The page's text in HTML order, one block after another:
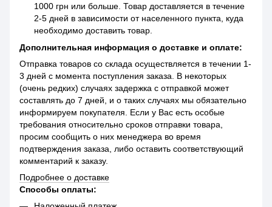
1000 грн или больше. Товар доставляется в течение
2-5 дней в зависимости от населенного пункта, куда
необходимо доставить товар.
Дополнительная информация о доставке и оплате:
Отправка товаров со склада осуществляется в течении 1-
3 дней с момента поступления заказа. В некоторых
(очень редких) случаях задержка с отправкой может
составлять до 7 дней, и о таких случаях мы обязательно
информируем покупателя. Если у Вас есть особые
требования относительно сроков отправки товара,
просим сообщить о них менеджера во время
подтверждения заказа, либо оставить соответствующий
комментарий к заказу.
Подробнее о доставке
Способы оплаты: